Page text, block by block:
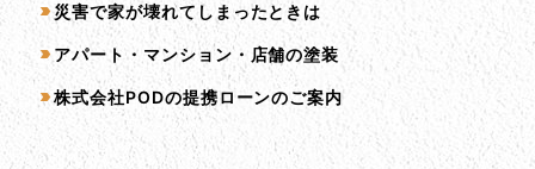
災害で家が壊れてしまったときは
アパート・マンション・店舗の塗装
株式会社PODの提携ローンのご案内